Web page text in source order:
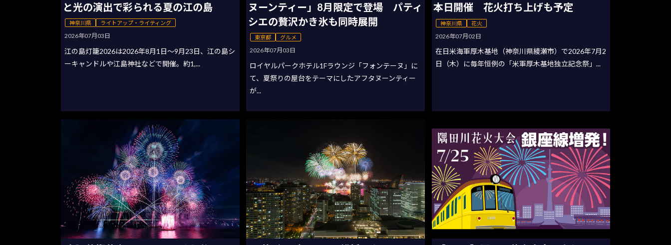
と光の演出で彩られる夏の江の島
神奈川県 ライトアップ・ライティング
2026年07月03日
江の島灯籠2026は2026年8月1日〜9月23日、江の島シ
ーキャンドルや江島神社などで開催。約1,...
ヌーンティー」8月限定で登場 パティ
シエの贅沢かき氷も同時展開
東京都 グルメ
2026年07月03日
ロイヤルパークホテル1Fラウンジ「フォンテーヌ」に
て、夏祭りの屋台をテーマにしたアフタヌーンティー
が...
本日開催 花火打ち上げも予定
神奈川県 花火
2026年07月02日
在日米海軍厚木基地（神奈川県綾瀬市）で2026年7月2
日（木）に毎年恒例の「米軍厚木基地独立記念祭」...